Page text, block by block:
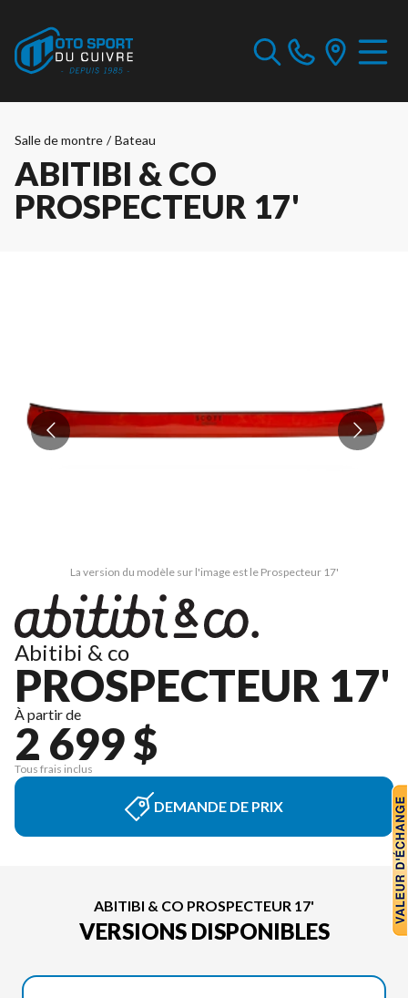
Salle de montre / Bateau
ABITIBI & CO
PROSPECTEUR 17'
La version du modèle sur l'image est le Prospecteur 17'
Abitibi & co
PROSPECTEUR 17'
À partir de
2 699 $
Tous frais inclus
DEMANDE DE PRIX
ABITIBI & CO PROSPECTEUR 17'
VERSIONS DISPONIBLES